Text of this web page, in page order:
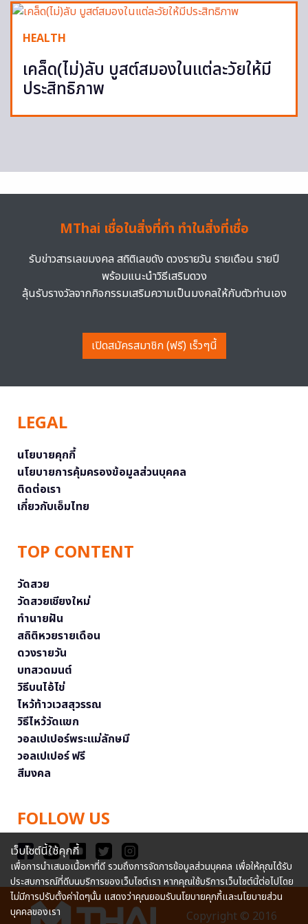
HEALTH
เคล็ด(ไม่)ลับ บูสต์สมองในแต่ละวัยให้มี
ประสิทธิภาพ
MThai เชื่อในสิ่งที่ทำ ทำในสิ่งที่เชื่อ
รับข่าวสารเลขมงคล สถิติเลขดัง ดวงรายวัน รายเดือน รายปี
พร้อมแนะนำวิธีเสริมดวง
ลุ้นรับรางวัลจากกิจกรรมเสริมความเป็นมงคลให้กับตัวท่านเอง
เปิดสมัครสมาชิก (ฟรี) เร็วๆนี้
LEGAL
นโยบายคุกกี้
นโยบายการคุ้มครองข้อมูลส่วนบุคคล
ติดต่อเรา
เกี่ยวกับเอ็มไทย
TOP CONTENT
วัดสวย
วัดสวยเชียงใหม่
ทำนายฝัน
สถิติหวยรายเดือน
ดวงรายวัน
บทสวดมนต์
วิธีบนไอ้ไข่
ไหว้ท้าวเวสสุวรรณ
วิธีไหว้วัดแขก
วอลเปเปอร์พระแม่ลักษมี
วอลเปเปอร์ ฟรี
สีมงคล
FOLLOW US
Copyright © 2016
เว็บไซต์นี้ใช้คุกกี้
เพื่อการนำเสนอเนื้อหาที่ดี รวมถึงการจัดการข้อมูลส่วนบุคคล เพื่อให้คุณได้รับ
ประสบการณ์ที่ดีบนบริการของเว็บไซต์เรา หากคุณใช้บริการเว็บไซต์นี้ต่อไปโดย
ไม่มีการปรับตั้งค่าใดๆนั้น แสดงว่าคุณยอมรับนโยบายคุกกี้และนโยบายส่วน
บุคคลของเรา